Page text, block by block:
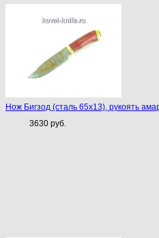
Нож Бигзод (сталь 65х13), рукоять
3630 руб.